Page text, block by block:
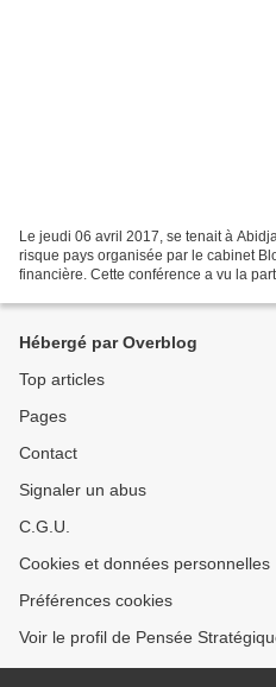
Le jeudi 06 avril 2017, se tenait à
risque pays organisée par le cabinet
financière. Cette conférence a vu la
Hébergé par Overblog
Top articles
Pages
Contact
Signaler un abus
C.G.U.
Cookies et données personnelles
Préférences cookies
Voir le profil de Pensée